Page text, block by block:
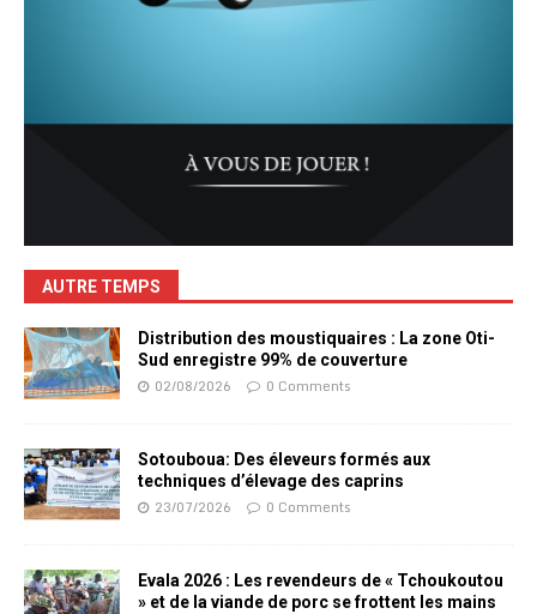
AUTRE TEMPS
Distribution des moustiquaires : La zone Oti-
Sud enregistre 99% de couverture
02/08/2026 0 Comments
Sotouboua: Des éleveurs formés aux
techniques d’élevage des caprins
23/07/2026 0 Comments
Evala 2026 : Les revendeurs de « Tchoukoutou
» et de la viande de porc se frottent les mains